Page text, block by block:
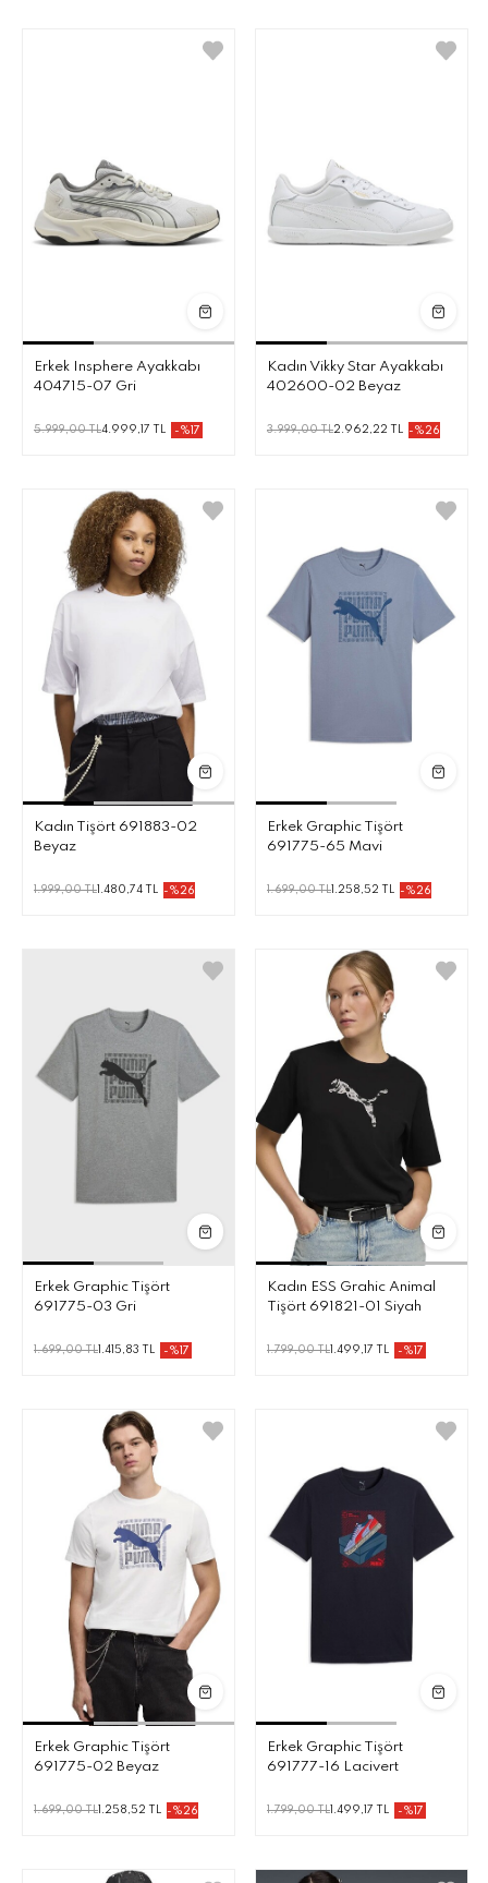
Erkek Insphere Ayakkabı
404715-07 Gri
5.999,00 TL4.999,17 TL -%17
Kadın Vikky Star Ayakkabı
402600-02 Beyaz
3.999,00 TL2.962,22 TL -%26
Kadın Tişört 691883-02
Beyaz
1.999,00 TL 1.480,74 TL -%26
Erkek Graphic Tişört
691775-65 Mavi
1.699,00 TL 1.258,52 TL -%26
Erkek Graphic Tişört
691775-03 Gri
1.699,00 TL 1.415,83 TL -%17
Kadın ESS Grahic Animal
Tişört 691821-01 Siyah
1.799,00 TL 1.499,17 TL -%17
Erkek Graphic Tişört
691775-02 Beyaz
1.699,00 TL 1.258,52 TL -%26
Erkek Graphic Tişört
691777-16 Lacivert
1.799,00 TL 1.499,17 TL -%17